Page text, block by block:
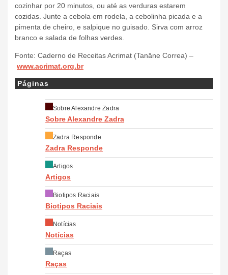
cozinhar por 20 minutos, ou até as verduras estarem
cozidas. Junte a cebola em rodela, a cebolinha picada e a
pimenta de cheiro, e salpique no guisado. Sirva com arroz
branco e salada de folhas verdes.
Fonte: Caderno de Receitas Acrimat (Tanâne Correa) –
www.acrimat.org.br
Páginas
Sobre Alexandre Zadra
Sobre Alexandre Zadra
Zadra Responde
Zadra Responde
Artigos
Artigos
Biotipos Raciais
Biotipos Raciais
Notícias
Notícias
Raças
Raças